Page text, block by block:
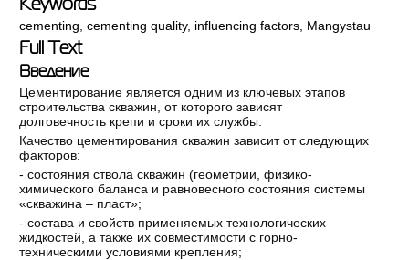
cementing ,cementing quality, influencing factors Mangystau
Full Text
Введение
Цементирование является одним из ключевых этапов
строительства скважин, от которого зависят
долговечность крепи и сроки их службы.
Качество цементирования скважин зависит от следующих
факторов:
- состояния ствола скважин (геометрии, физико-
химического баланса и равновесного состояния системы
«скважина – пласт»;
- состава и свойств применяемых технологических
жидкостей, а также их совместимости с горно-
техническими условиями крепления;